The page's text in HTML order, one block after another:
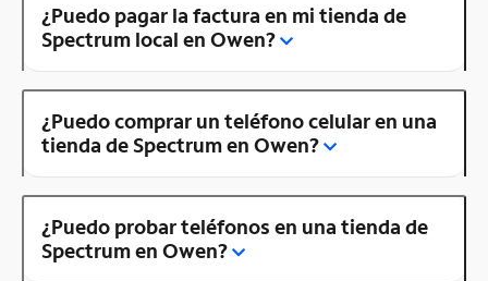
¿Puedo pagar la factura en mi tienda de
Spectrum local en Owen?
¿Puedo comprar un teléfono celular en una
tienda de Spectrum en Owen?
¿Puedo probar teléfonos en una tienda de
Spectrum en Owen?